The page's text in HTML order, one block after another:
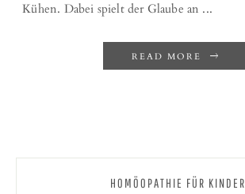
Kühen. Dabei spielt der Glaube an ...
READ MORE
HOMÖOPATHIE FÜR KINDER